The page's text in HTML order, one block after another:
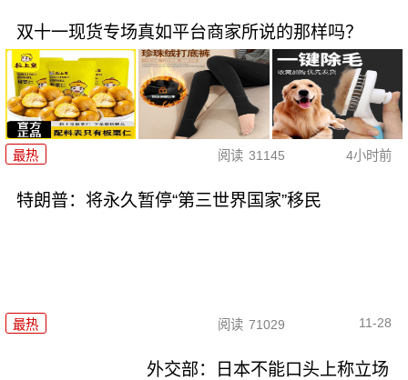
双十一现货专场真如平台商家所说的那样吗？
最热 阅读 31145 4小时前
特朗普：将永久暂停“第三世界国家”移民
最热 阅读 71029 11-28
外交部：日本不能口头上称立场